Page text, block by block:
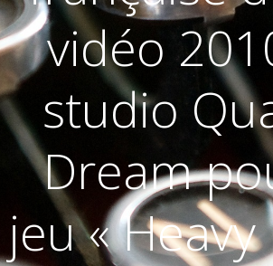
vidéo
studio
Dream
jeu « Heavy